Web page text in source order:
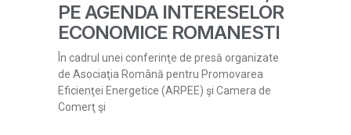
PE AGENDA INTERESELOR
ECONOMICE ROMANESTI
În cadrul unei conferinţe de presă organizate
de Asociaţia Română pentru Promovarea
Eficienţei Energetice (ARPEE) şi Camera de
Comerţ şi